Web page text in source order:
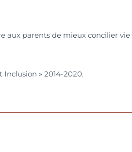
parents de mieux concilier
» 2014-2020.